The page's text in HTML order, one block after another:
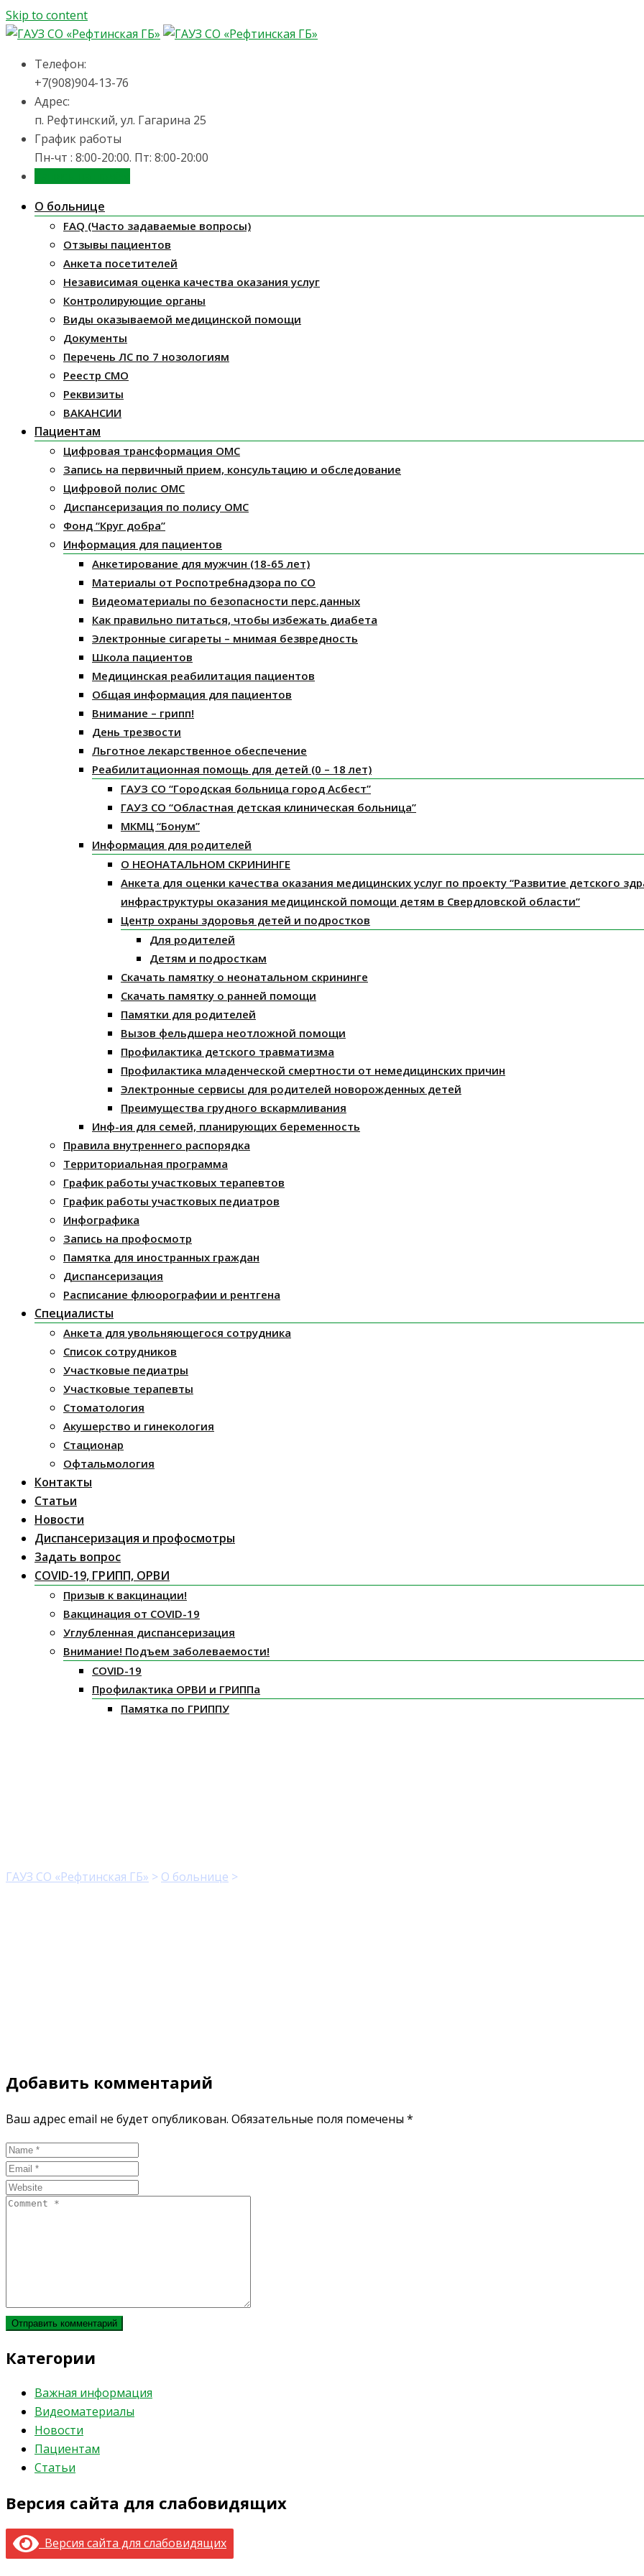
Skip to content
Телефон:
+7(908)904-13-76
Адрес:
п. Рефтинский, ул. Гагарина 25
График работы
Пн-чт : 8:00-20:00. Пт: 8:00-20:00
О больнице
FAQ (Часто задаваемые вопросы)
Отзывы пациентов
Анкета посетителей
Независимая оценка качества оказания услуг
Контролирующие органы
Виды оказываемой медицинской помощи
Документы
Перечень ЛС по 7 нозологиям
Реестр СМО
Реквизиты
ВАКАНСИИ
Пациентам
Цифровая трансформация ОМС
Запись на первичный прием, консультацию и обследование
Цифровой полис ОМС
Диспансеризация по полису ОМС
Фонд “Круг добра”
Информация для пациентов
Анкетирование для мужчин (18-65 лет)
Материалы от Роспотребнадзора по СО
Видеоматериалы по безопасности перс.данных
Как правильно питаться, чтобы избежать диабета
Электронные сигареты – мнимая безвредность
Школа пациентов
Медицинская реабилитация пациентов
Общая информация для пациентов
Внимание – грипп!
День трезвости
Льготное лекарственное обеспечение
Реабилитационная помощь для детей (0 – 18 лет)
ГАУЗ СО “Городская больница город Асбест”
ГАУЗ СО “Областная детская клиническая больница”
МКМЦ “Бонум”
Информация для родителей
О НЕОНАТАЛЬНОМ СКРИНИНГЕ
Анкета для оценки качества оказания медицинских услуг по проекту “Развитие детского
инфраструктуры оказания медицинской помощи детям в Свердловской области”
Центр охраны здоровья детей и подростков
Для родителей
Детям и подросткам
Скачать памятку о неонатальном скрининге
Скачать памятку о ранней помощи
Памятки для родителей
Вызов фельдшера неотложной помощи
Профилактика детского травматизма
Профилактика младенческой смертности от немедицинских причин
Электронные сервисы для родителей новорожденных детей
Преимущества грудного вскармливания
Инф-ия для семей, планирующих беременность
Правила внутреннего распорядка
Территориальная программа
График работы участковых терапевтов
График работы участковых педиатров
Инфографика
Запись на профосмотр
Памятка для иностранных граждан
Диспансеризация
Расписание флюорографии и рентгена
Специалисты
Анкета для увольняющегося сотрудника
Список сотрудников
Участковые педиатры
Участковые терапевты
Стоматология
Акушерство и гинекология
Стационар
Офтальмология
Контакты
Статьи
Новости
Диспансеризация и профосмотры
Задать вопрос
COVID-19, ГРИПП, ОРВИ
Призыв к вакцинации!
Вакцинация от COVID-19
Углубленная диспансеризация
Внимание! Подъем заболеваемости!
COVID-19
Профилактика ОРВИ и ГРИППа
Памятка по ГРИППУ
ГАУЗ СО «Рефтинская ГБ» > О больнице >
Добавить комментарий
Ваш адрес email не будет опубликован. Обязательные поля помечены *
Категории
Важная информация
Видеоматериалы
Новости
Пациентам
Статьи
Версия сайта для слабовидящих
Версия сайта для слабовидящих